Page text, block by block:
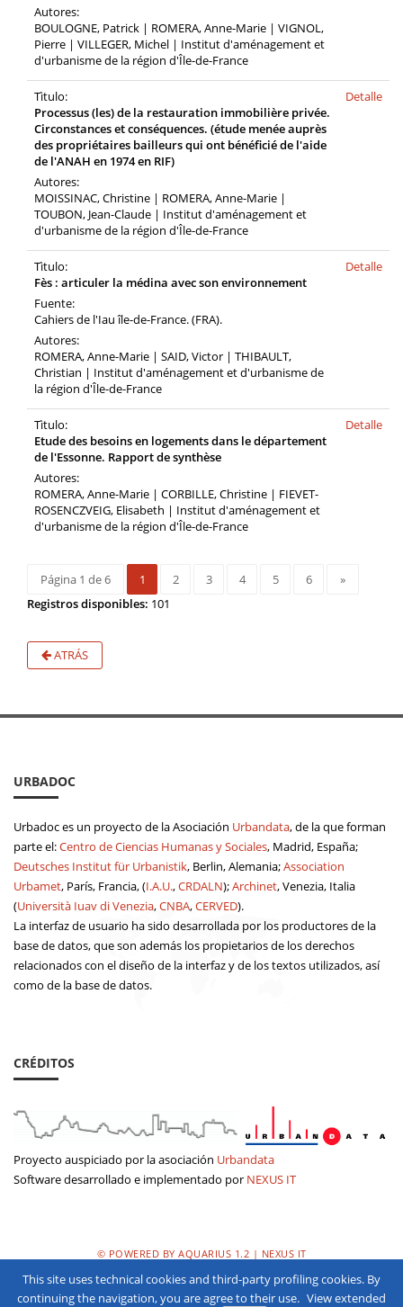
Autores:
BOULOGNE, Patrick | ROMERA, Anne-Marie | VIGNOL,
Pierre | VILLEGER, Michel | Institut d'aménagement et
d'urbanisme de la région d'Île-de-France
Tìtulo:
Processus (les) de la restauration immobilière privée.
Circonstances et conséquences. (étude menée auprès
des propriétaires bailleurs qui ont bénéficié de l'aide
de l'ANAH en 1974 en RIF)
Autores:
MOISSINAC, Christine | ROMERA, Anne-Marie |
TOUBON, Jean-Claude | Institut d'aménagement et
d'urbanisme de la région d'Île-de-France
Detalle
Tìtulo:
Fès : articuler la médina avec son environnement
Fuente:
Cahiers de l'Iau île-de-France. (FRA).
Autores:
ROMERA, Anne-Marie | SAID, Victor | THIBAULT,
Christian | Institut d'aménagement et d'urbanisme de
la région d'Île-de-France
Detalle
Tìtulo:
Etude des besoins en logements dans le département
de l'Essonne. Rapport de synthèse
Autores:
ROMERA, Anne-Marie | CORBILLE, Christine | FIEVET-
ROSENCZVEIG, Elisabeth | Institut d'aménagement et
d'urbanisme de la région d'Île-de-France
Detalle
Página 1 de 6 1 2 3 4 5 6
»
Registros disponibles: 101
ATRÁS
URBADOC
Urbadoc es un proyecto de la Asociación Urbandata, de la que forman
parte el:Centro de Ciencias Humanas y Sociales, Madrid, España;
Deutsches Institut für Urbanistik, Berlin, Alemania;Association
Urbamet, París, Francia, (I.A.U.,CRDALN);Archinet, Venezia, Italia
(Università Iuav di Venezia,CNBA,CERVED).
La interfaz de usuario ha sido desarrollada por los productores de la
base de datos, que son además los propietarios de los derechos
relacionados con el diseño de la interfaz y de los textos utilizados, así
como de la base de datos.
CRÉDITOS
Proyecto auspiciado por la asociación Urbandata
Software desarrollado e implementado por NEXUS IT
© POWERED BY AQUARIUS 1.2 | NEXUS IT
POLÌTICA DE PRIVACIDAD
This site uses technical cookies and third-party profiling cookies. By
continuing the navigation, you are agree to their use. View extended